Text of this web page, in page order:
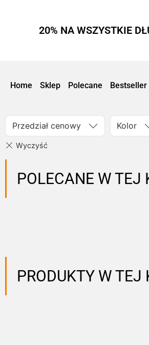
20% NA WSZYSTKIE
Home Sklep Polecane Bestseller
Przedział cenowy Kolor
POLECANE W TEJ
PRODUKTY W TEJ